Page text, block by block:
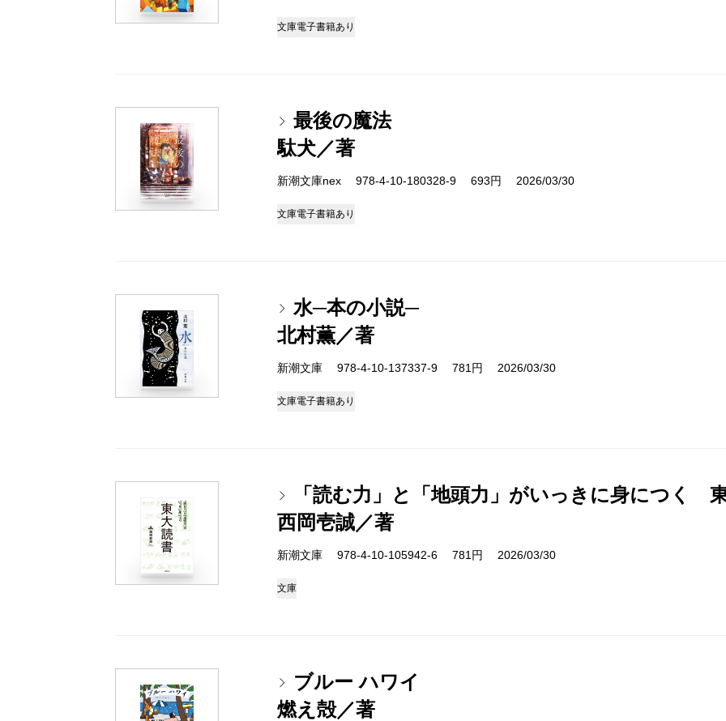
文庫電子書籍あり
最後の魔法
駄犬／著
新潮文庫nex 978-4-10-180328-9 693円 2026/03/30
文庫電子書籍あり
水─本の小説─
北村薫／著
新潮文庫 978-4-10-137337-9 781円 2026/03/30
文庫電子書籍あり
「読む力」と「地頭力」がいっきに身につく
西岡壱誠／著
新潮文庫 978-4-10-105942-6 781円 2026/03/30
文庫
ブルー ハワイ
燃え殻／著